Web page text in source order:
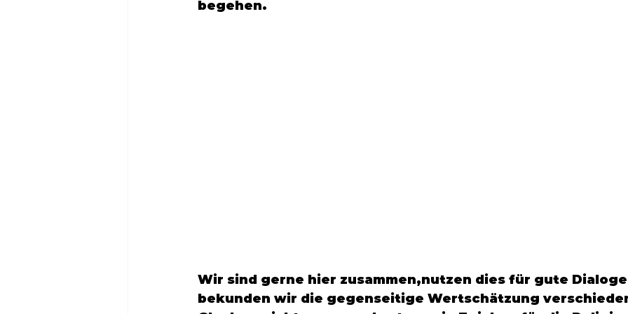
begehen.
Wir sind gerne hier zusammen,nutzen dies für gute
bekunden wir die gegenseitige Wertschätzung